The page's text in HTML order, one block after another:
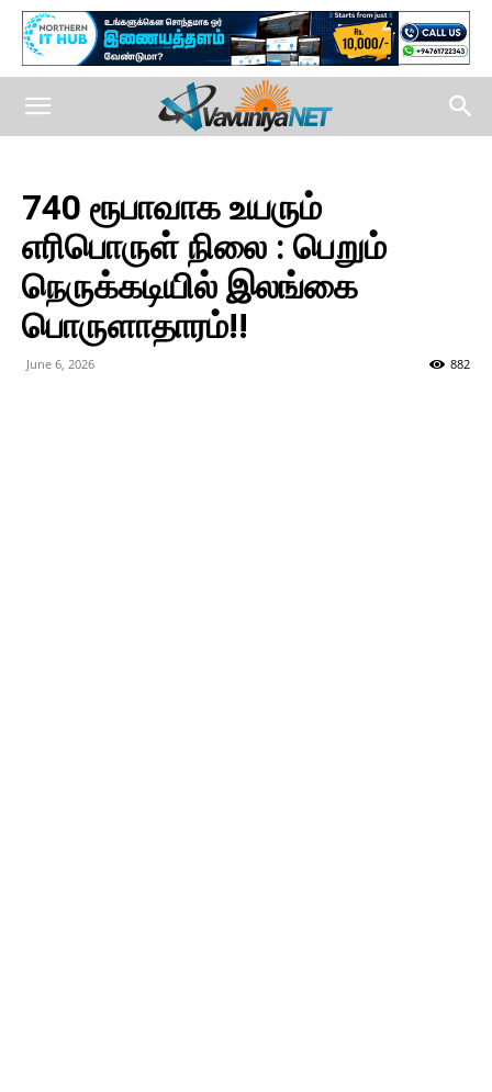
740 ரூபாவாக உயரும்
எரிபொருள் நிலை : பெறும்
நெருக்கடியில் இலங்கை
பொருளாதாரம்!!
June 6, 2026 882